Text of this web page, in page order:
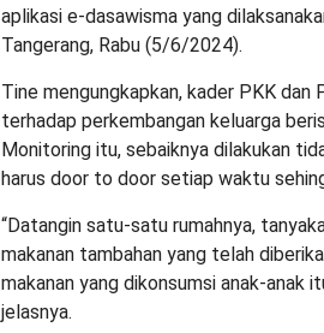
aplikasi e-dasawisma yang
Tangerang, Rabu (5/6/2024).
Tine mengungkapkan, kader PKK dan
terhadap perkembangan keluarga
Monitoring itu, sebaiknya dilakukan
harus door to door setiap waktu
“Datangin satu-satu rumahnya,
makanan tambahan yang telah
makanan yang dikonsumsi anak-anak
jelasnya.